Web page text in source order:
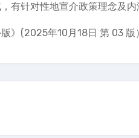
有针对性地宣介政策理念及
版》(2025年10月18日 第 03 版）